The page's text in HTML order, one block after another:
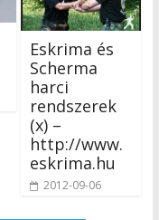
Eskrima és
Scherma
harci
rendszerek
(x) –
http://www.
eskrima.hu
2012-09-06